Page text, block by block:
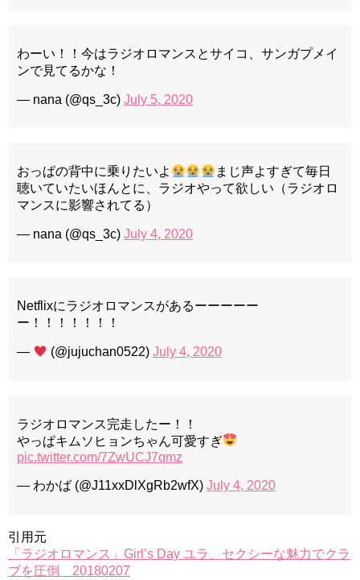
わーい！！今はラジオロマンスとサイコ、サンガプメイ
ンで見てるかな！
— nana (@qs_3c) July 5, 2020
おっぱの背中に乗りたいよ
まじ声よすぎて毎日
聴いていたいほんとに、ラジオやって欲しい（ラジオロ
マンスに影響されてる）
— nana (@qs_3c) July 4, 2020
Netflixにラジオロマンスがあるーーーーー
ー！！！！！！！
— (@jujuchan0522)July 4, 2020
ラジオロマンス完走したー！！
やっぱキムソヒョンちゃん可愛すぎ
pic.twitter.com/7ZwUCJ7qmz
— わかば (@J11xxDlXgRb2wfX) July 4, 2020
引用元
「ラジオロマンス」Girl’s Day ユラ、セクシーな魅力でクラ
ブを圧倒 20180207